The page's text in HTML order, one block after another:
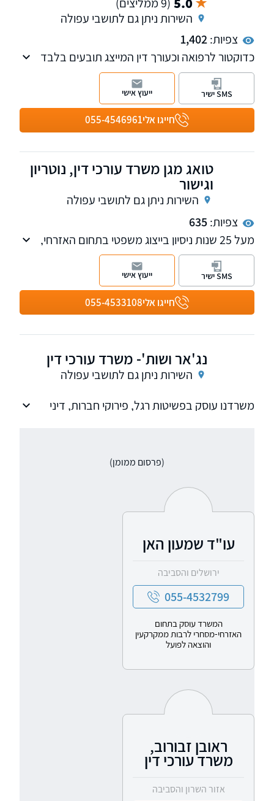
השירות ניתן גם לתושבי עפולה
צפיות:1,402
כדוקטור לרפואה וכעורך דין המייצג תובעים בלבד
בתחום נזקי גוף, רשלנות רפואית, תאונות דרכים
ועוד, התיק שלכם יטופל בצורה מעמיקה ביותר.
חייגו אלי055-4546961
SMS ישיר ייעוץ אישי
טואג מגן משרד עורכי דין, נוטריון
וגישור
השירות ניתן גם לתושבי עפולה
צפיות:635
מעל 25 שנות ניסיון בייצוג משפטי בתחום האזרחי,
משפחה, שירות משפטי מקיף לאוכלוסיית הגיל
השלישי, מקרקעין ועוד.
חייגו אלי055-4533108
SMS ישיר ייעוץ אישי
נג'אר ושות'- משרד עורכי דין
השירות ניתן גם לתושבי עפולה
משרדנו עוסק בפשיטות רגל, פירוקי חברות, דיני
(פרסום ממומן)
עו"ד שמעון האן
ירושלים והסביבה
055-4532799
המשרד עוסק בתחום
האזרחי-מסחרי לרבות ממקרקעין
והוצאה לפועל
ראובן זבורוב,
משרד עורכי דין
אזור השרון והסביבה